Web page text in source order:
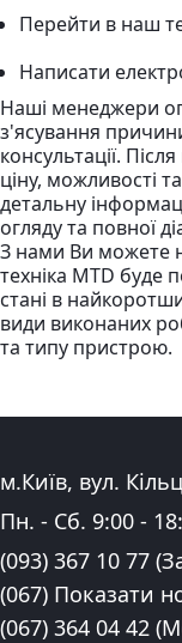
Перейти в наш
Написати
Наші менеджери
з'ясування
консультації.
ціну, можливості
детальну
огляду та повної
З нами Ви можете
техніка MTD буде
стані в
види виконаних
та типу пристрою.
Адреса:
м.Київ, вул.
Графік роботи:
Пн. - Сб. 9:00 -
Контактні
(093) 367 10 77
(067) Показати
(067) 364 04 42